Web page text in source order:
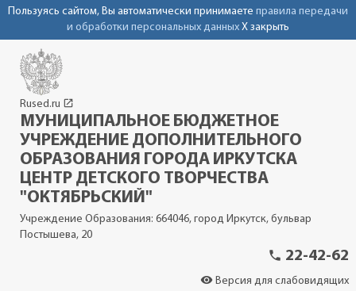
Пользуясь сайтом, Вы автоматически принимаете правила передачи
и обработки персональных данных X закрыть
Rused.ru launch
МУНИЦИПАЛЬНОЕ БЮДЖЕТНОЕ
УЧРЕЖДЕНИЕ ДОПОЛНИТЕЛЬНОГО
ОБРАЗОВАНИЯ ГОРОДА ИРКУТСКА
ЦЕНТР ДЕТСКОГО ТВОРЧЕСТВА
"ОКТЯБРЬСКИЙ"
Учреждение Образования: 664046, город Иркутск, бульвар
Постышева, 20
phone 22-42-62
visibility Версия для слабовидящих